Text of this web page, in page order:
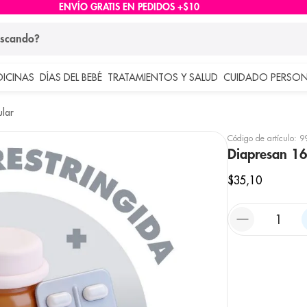
ENVÍO GRATIS EN PEDIDOS +$10
DÍAS DEL BEBÉ TRATAMIENTOS Y SALUD CUIDADO
Código de artículo:
Diapresan
$35,10
buscados